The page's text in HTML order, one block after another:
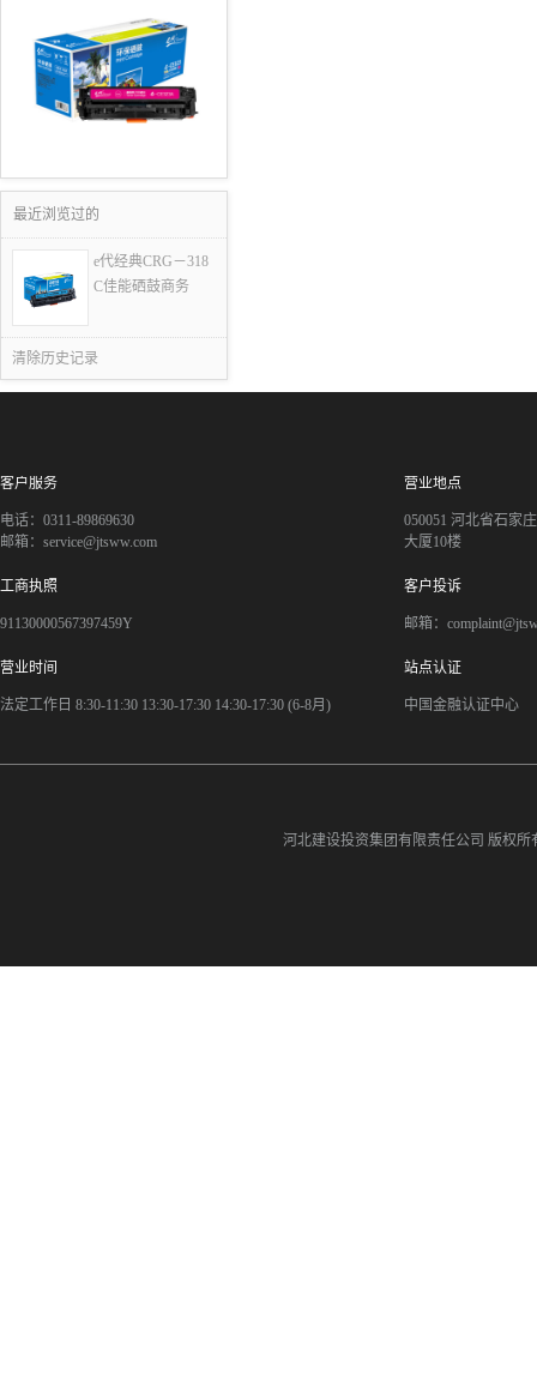
最近浏览过的
e代经典CRG－318
C佳能硒鼓商务
清除历史记录
客户服务
电话：0311-89869630
邮箱：service@jtsww.com
营业地点
050051 河北省石家
大厦10楼
工商执照
91130000567397459Y
客户投诉
邮箱：
营业时间
法定工作日 8:30-11:30 13:30-17:30 14:30-17:30 (6-8月)
站点认证
中国金融认证中心
河北建设投资集团有限责任公司 版权所